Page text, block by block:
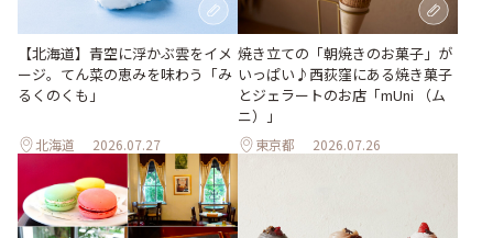
【北海道】青空に浮かぶ雲をイメ
ージ。てん菜の恵みを味わう「み
るくのくも」
北海道 2026.07.27
焼き立ての「朝焼きのお菓子」が
いっぱい♪西荻窪にある焼き菓子
とジェラートのお店「mUni （ム
ニ）」
東京都 2026.07.26